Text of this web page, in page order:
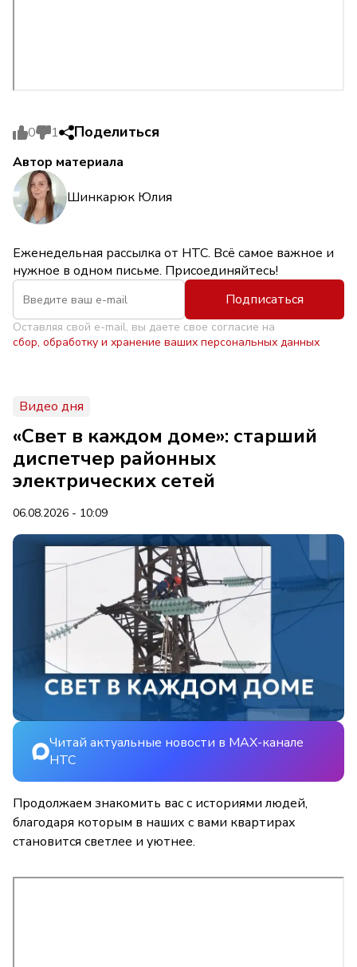
0 1 Поделиться
Автор материала
Шинкарюк Юлия
Еженедельная рассылка от НТС. Всё самое важное и
нужное в одном письме. Присоединяйтесь!
Подписаться
Оставляя свой e-mail, вы даете свое согласие на
сбор, обработку и хранение ваших персональных данных
Видео дня
«Свет в каждом доме»: старший
диспетчер районных
электрических сетей
06.08.2026 - 10:09
Читай актуальные новости в MAX-канале
НТС
Продолжаем знакомить вас с историями людей,
благодаря которым в наших с вами квартирах
становится светлее и уютнее.